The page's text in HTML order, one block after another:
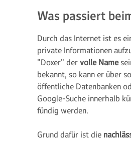
Was passiert
Durch das Internet ist es
private Informationen
"Doxer" der volle Name
bekannt, so kann er über
öffentliche Datenbanken
Google-Suche innerhalb
fündig werden.
Grund dafür ist die